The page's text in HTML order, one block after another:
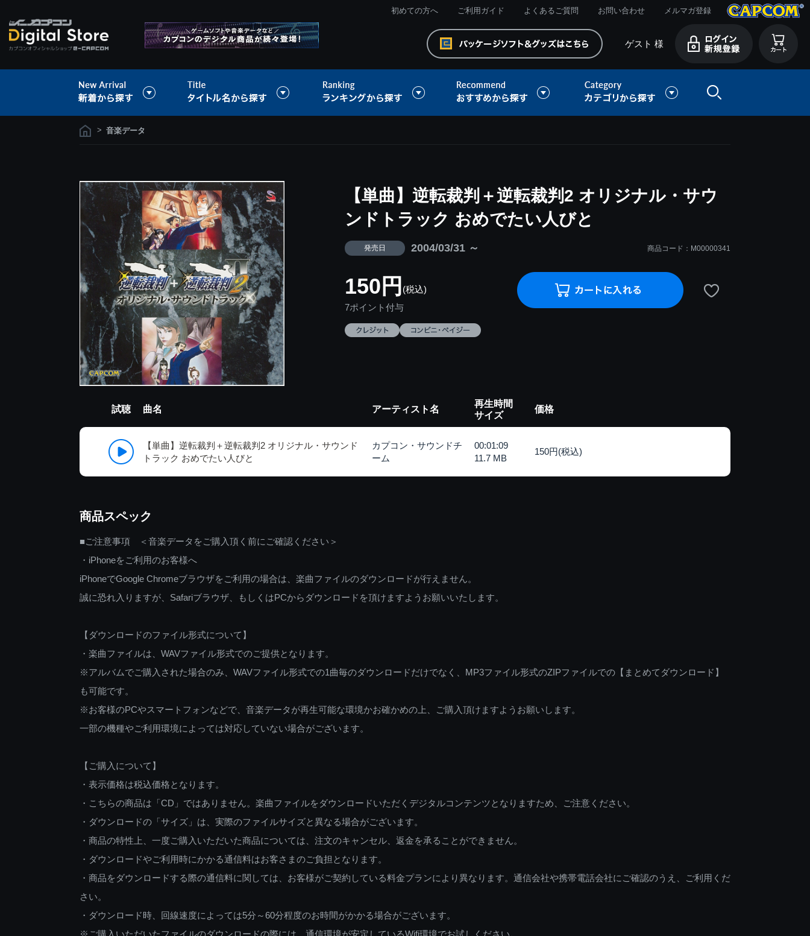
初めての方へ ご利用ガイド よくあるご質問 お問い合わせ メルマガ登録
ゲスト 様
> 音楽データ
【単曲】逆転裁判＋逆転裁判2 オリジナル・サウ
ンドトラック おめでたい人びと
発売日 2004/03/31 ～ 商品コード：M00000341
150円 (税込)
7ポイント付与
試聴 曲名 アーティスト名
再生時間
サイズ
価格
【単曲】逆転裁判＋逆転裁判2 オリジナル・サウンド
トラック おめでたい人びと
カプコン・サウンドチ
ーム
00:01:09
11.7 MB
150円(税込)
商品スペック
■ご注意事項 ＜音楽データをご購入頂く前にご確認ください＞
・iPhoneをご利用のお客様へ
iPhoneでGoogle Chromeブラウザをご利用の場合は、楽曲ファイルのダウンロードが行えません。
誠に恐れ入りますが、Safariブラウザ、もしくはPCからダウンロードを頂けますようお願いいたします。
【ダウンロードのファイル形式について】
・楽曲ファイルは、WAVファイル形式でのご提供となります。
※アルバムでご購入された場合のみ、WAVファイル形式での1曲毎のダウンロードだけでなく、MP3ファイル形式のZIPファイルでの【まとめてダウンロード】
も可能です。
※お客様のPCやスマートフォンなどで、音楽データが再生可能な環境かお確かめの上、ご購入頂けますようお願いします。
一部の機種やご利用環境によっては対応していない場合がございます。
【ご購入について】
・表示価格は税込価格となります。
・こちらの商品は「CD」ではありません。楽曲ファイルをダウンロードいただくデジタルコンテンツとなりますため、ご注意ください。
・ダウンロードの「サイズ」は、実際のファイルサイズと異なる場合がございます。
・商品の特性上、一度ご購入いただいた商品については、注文のキャンセル、返金を承ることができません。
・ダウンロードやご利用時にかかる通信料はお客さまのご負担となります。
・商品をダウンロードする際の通信料に関しては、お客様がご契約している料金プランにより異なります。通信会社や携帯電話会社にご確認のうえ、ご利用くだ
さい。
・ダウンロード時、回線速度によっては5分～60分程度のお時間がかかる場合がございます。
※ご購入いただいたファイルのダウンロードの際には、通信環境が安定しているWifi環境でお試しください。